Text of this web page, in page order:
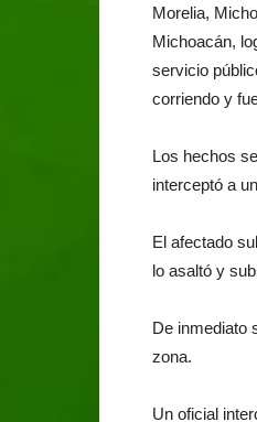
Morelia,
Michoacán,
servicio
corriendo y
Los hechos
interceptó a
El afectado
lo asaltó y
De inmediato
zona.
Un oficial